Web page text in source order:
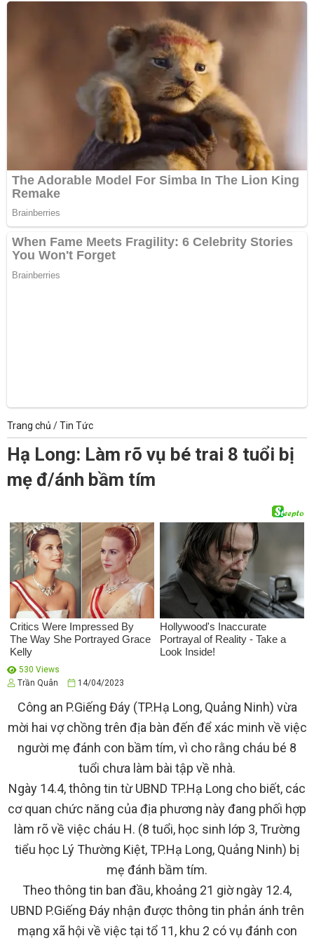
Trang chủ /Tin Tức
Hạ Long: Làm rõ vụ bé trai 8 tuổi bị
mẹ đ/ánh bầm tím
530 Views
Trần Quân
14/04/2023
Công an P.Giếng Đáy (TP.Hạ Long, Quảng Ninh) vừa
mời hai vợ chồng trên địa bàn đến để xác minh về việc
người mẹ đánh con bầm tím, vì cho rằng cháu bé 8
tuổi chưa làm bài tập về nhà.
Ngày 14.4, thông tin từ UBND TP.Hạ Long cho biết, các
cơ quan chức năng của địa phương này đang phối hợp
làm rõ về việc cháu H. (8 tuổi, học sinh lớp 3, Trường
tiểu học Lý Thường Kiệt, TP.Hạ Long, Quảng Ninh) bị
mẹ đánh bầm tím.
Theo thông tin ban đầu, khoảng 21 giờ ngày 12.4,
UBND P.Giếng Đáy nhận được thông tin phản ánh trên
mạng xã hội về việc tại tổ 11, khu 2 có vụ đánh con